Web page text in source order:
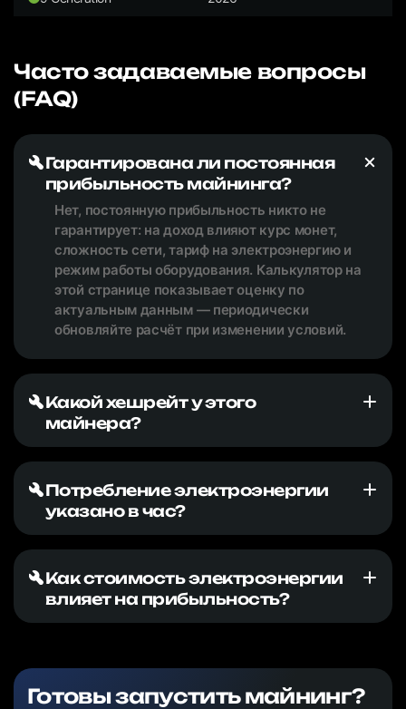
Часто задаваемые вопросы
(FAQ)
Гарантирована ли постоянная
прибыльность майнинга?
Нет, постоянную прибыльность никто не
гарантирует: на доход влияют курс монет,
сложность сети, тариф на электроэнергию и
режим работы оборудования. Калькулятор на
этой странице показывает оценку по
актуальным данным — периодически
обновляйте расчёт при изменении условий.
Какой хешрейт у этого
майнера?
Потребление электроэнергии
указано в час?
Как стоимость электроэнергии
влияет на прибыльность?
Готовы запустить майнинг?